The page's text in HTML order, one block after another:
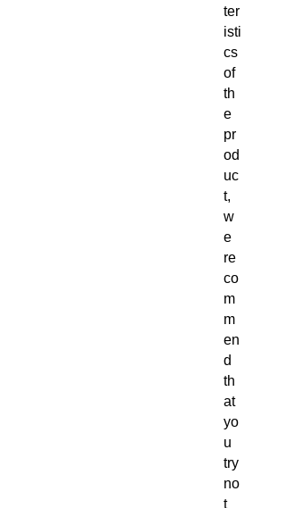
ter
isti
cs
of
th
e
pr
od
uc
t,
w
e
re
co
m
m
en
d
th
at
yo
u
try
no
t